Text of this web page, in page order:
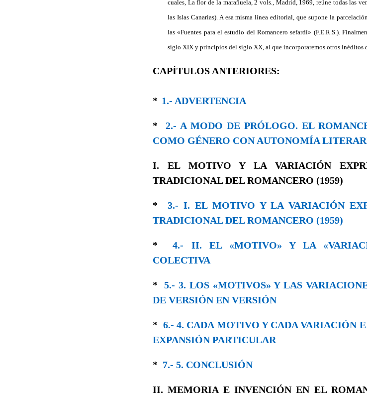
cuales, La flor de la marañuela, 2 vols., Madrid, 1969, reúne todas las
las Islas Canarias). A esa misma línea editorial, que supone la
las «Fuentes para el estudio del Romancero sefardí» (F.E.R.S.).
siglo XIX y principios del siglo XX, al que incorporaremos otros inéditos
CAPÍTULOS ANTERIORES:
* 1.- ADVERTENCIA
* 2.- A MODO DE PRÓLOGO. EL
COMO GÉNERO CON AUTONOMÍA
I. EL MOTIVO Y LA VARIACIÓN
TRADICIONAL DEL ROMANCERO (1959)
* 3.- I. EL MOTIVO Y LA VARIACIÓN
TRADICIONAL DEL ROMANCERO (1959)
*4.- II. EL «MOTIVO» Y LA
COLECTIVA
*5.- 3. LOS «MOTIVOS» Y LAS
DE VERSIÓN EN VERSIÓN
* 6.- 4. CADA MOTIVO Y CADA VARIACIÓN
EXPANSIÓN PARTICULAR
* 7.- 5. CONCLUSIÓN
II. MEMORIA E INVENCIÓN EN EL